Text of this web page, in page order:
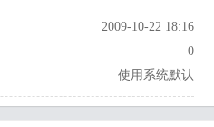
2009-10-22 18:16
0
使用系统默认